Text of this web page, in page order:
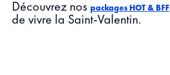
Découvrez nos packages HOT & BFF
de vivre la Saint-Valentin.